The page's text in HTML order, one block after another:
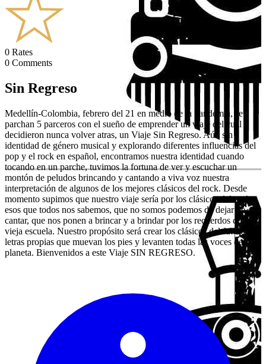
0 Rates
0 Comments
Sin Regreso
Medellín-Colombia, febrero del 21 en medio de la pandemia, se
parchan 5 parceros con el sueño de emprender un viaje del cuál
decidieron nunca volver atras, un Viaje Sin Regreso. Aún sin
identidad de género musical y explorando diferentes influencias del
pop y el rock en español, encontramos nuestra identidad cuando
tocando en un parche, tuvimos la fortuna de ver y escuchar un
montón de peludos brincando y cantando a viva voz nuestra
interpretación de algunos de los mejores clásicos del rock. Desde
momento supimos que nuestro viaje sería por los clásicos del rock,
esos que todos nos sabemos, que no somos podemos de dejar de
cantar, que nos ponen a brincar y a brindar por los recuerdos de la
vieja escuela. Nuestro propósito será crear los clásicos del futuro con
letras propias que muevan los pies y levanten todas las voces del
planeta. Bienvenidos a este Viaje SIN REGRESO.